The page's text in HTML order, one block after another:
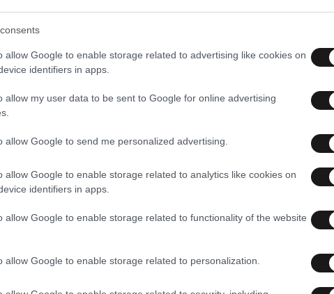
allow Google to enable storage related to advertising like cookies on
identifiers in apps.
allow my user data to be sent to Google for online advertising
allow Google to send me personalized advertising.
allow Google to enable storage related to analytics like cookies on
identifiers in apps.
allow Google to enable storage related to functionality of the website
allow Google to enable storage related to personalization.